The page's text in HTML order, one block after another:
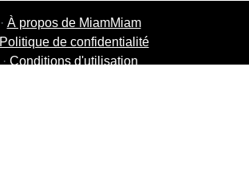
· À propos de MiamMiam
Politique de confidentialité
· Conditions d'utilisation